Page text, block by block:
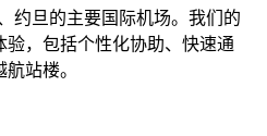
约旦的主要国际机场。我们的
，包括个性化协助、快速通
站楼。